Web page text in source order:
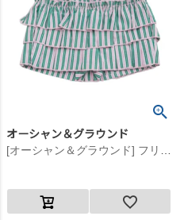
オーシャン＆グラウンド